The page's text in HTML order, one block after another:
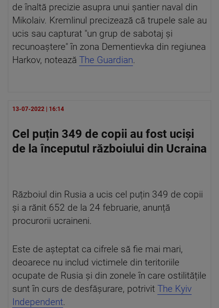
de înaltă precizie asupra unui șantier naval din
Mikolaiv. Kremlinul precizează că trupele sale au
ucis sau capturat "un grup de sabotaj și
recunoaștere" în zona Dementievka din regiunea
Harkov, notează The Guardian.
13-07-2022 | 16:14
Cel puțin 349 de copii au fost uciși
de la începutul războiului din Ucraina
Războiul din Rusia a ucis cel puțin 349 de copii
și a rănit 652 de la 24 februarie, anunță
procurorii ucraineni.
Este de așteptat ca cifrele să fie mai mari,
deoarece nu includ victimele din teritoriile
ocupate de Rusia și din zonele în care ostilitățile
sunt în curs de desfășurare, potrivit The Kyiv
Independent.